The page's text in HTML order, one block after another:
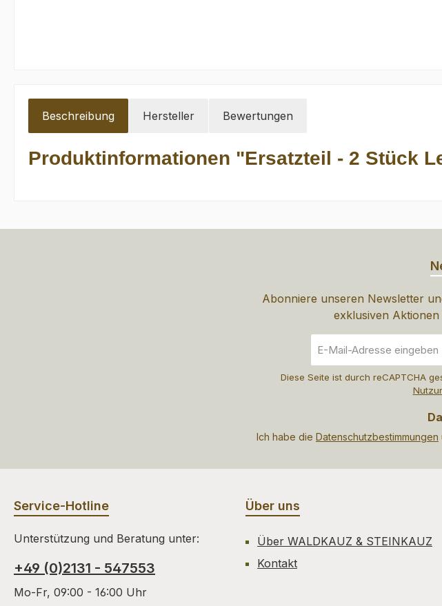
Beschreibung Hersteller Bewertungen
Produktinformationen "Ersatzteil - 2 Stück
Abonniere unseren Newsletter
exklusiven
Mail-
Diese Seite ist durch reCAPTCHA
Ich habe die Datenschutzbestimmungen
Service-Hotline
Unterstützung und Beratung unter:
+49 (0)2131 - 547553
Mo-Fr, 09:00 - 16:00 Uhr
Über uns
Über WALDKAUZ & STEINKAUZ
Kontakt